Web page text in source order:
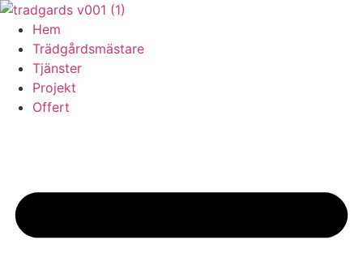
Skip
content
Hem
Trädgårdsmästare
Tjänster
Projekt
Offert